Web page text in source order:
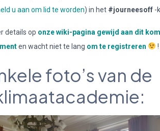
u aan om lid te worden) in het #journeesoff -
details op onze wiki-pagina gewijd aan dit
en wacht niet te lang om te registreren !
foto’s van de